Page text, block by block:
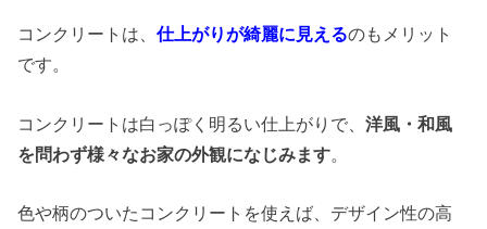
コンクリートは、仕上がりが綺麗に見えるのもメリット
です。
コンクリートは白っぽく明るい仕上がりで、洋風・和風
を問わず様々なお家の外観になじみます。
色や柄のついたコンクリートを使えば、デザイン性の高